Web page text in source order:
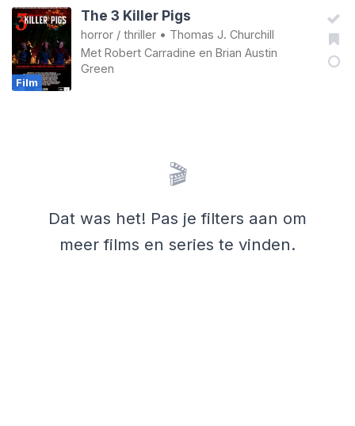
Film
The 3 Killer Pigs
horror / thriller • Thomas J. Churchill
Met Robert Carradine en Brian Austin
Green
🎬
Dat was het! Pas je filters aan om
meer films en series te vinden.